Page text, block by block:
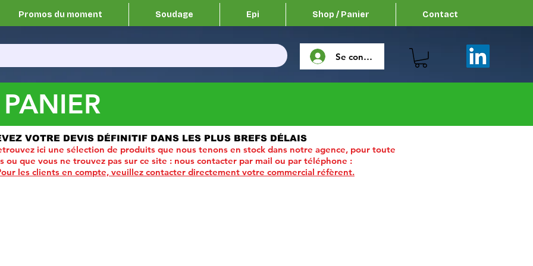
Promos du moment Soudage Epi Shop / Panier Contact
Se connecter
VOTRE DEVIS DÉFINITIF DANS LES PLUS BREFS DÉLAIS
ici une sélection de produits que nous tenons en stock dans notre agence, pour toute
que vous ne trouvez pas sur ce site : nous contacter par mail ou par téléphone :
les clients en compte, veuillez contacter directement votre commercial réfèrent.